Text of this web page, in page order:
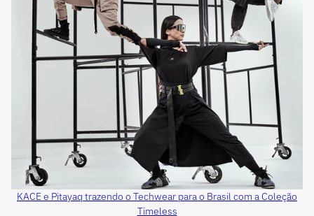
KACE e Pitayaq trazendo o Techwear para o Brasil com a Coleção
Timeless